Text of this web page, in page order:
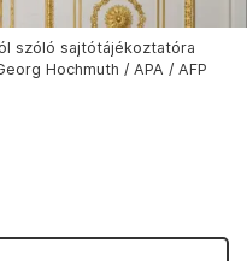
szóló sajtótájékoztatóra
Hochmuth / APA / AFP